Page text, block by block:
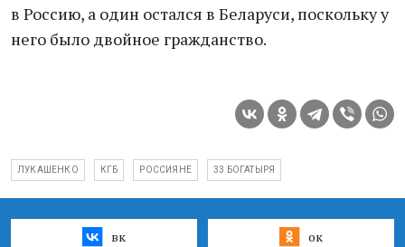
в Россию, а один остался в Беларуси, поскольку у
него было двойное гражданство.
ЛУКАШЕНКО КГБ РОССИЯНЕ 33 БОГАТЫРЯ
вк ок